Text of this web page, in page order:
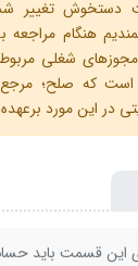
دستخوش تغییر
هنگام
شغلی
است که صلح؛
در این مورد
این قسمت باید